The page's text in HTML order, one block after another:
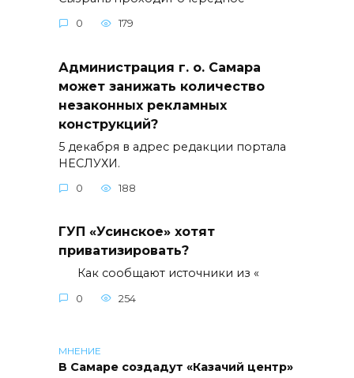
0 179
Администрация г. о. Самара
может занижать количество
незаконных рекламных
конструкций?
5 декабря в адрес редакции портала
НЕСЛУХИ.
0 188
ГУП «Усинское» хотят
приватизировать?
Как сообщают источники из «
0 254
МНЕНИЕ
В Самаре создадут «Казачий центр»